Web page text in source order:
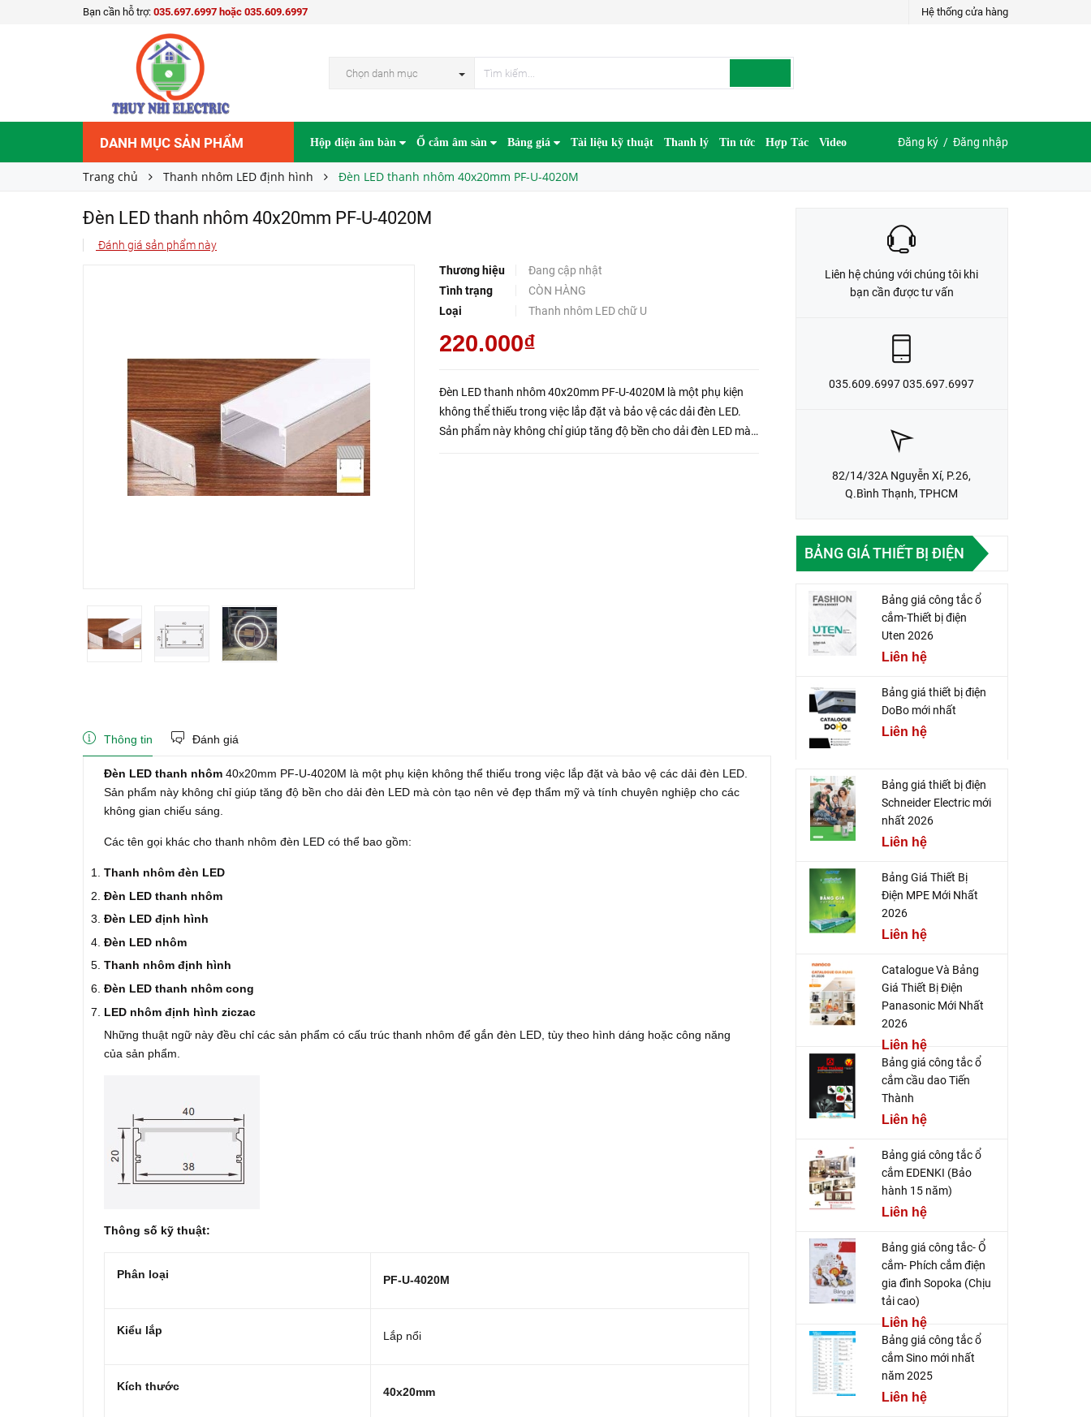
Bạn cần hỗ trợ: 035.697.6997 hoặc 035.609.6997 Hệ thống cửa hàng
Chọn danh mục
DANH MỤC SẢN PHẨM Hộp điện âm bàn Ổ cắm âm sàn Bảng giá Tài liệu kỹ thuật Thanh lý Tin tức Hợp Tác Video Đăng ký / Đăng nhập
Trang chủ Thanh nhôm LED định hình Đèn LED thanh nhôm 40x20mm PF-U-4020M
Đèn LED thanh nhôm 40x20mm PF-U-4020M
Đánh giá sản phẩm này
Thương hiệu
Đang cập nhật
Tình trạng
CÒN HÀNG
Loại
Thanh nhôm LED chữ U
220.000₫
Đèn LED thanh nhôm 40x20mm PF-U-4020M là một phụ kiện
không thể thiếu trong việc lắp đặt và bảo vệ các dải đèn LED.
Sản phẩm này không chỉ giúp tăng độ bền cho dải đèn LED mà
Đèn LED thanh nhôm 40x20mm PF-U-4020M
Giá bán: 220.000₫
LIÊN HỆ ĐẶT HÀNG
Thông tin Đánh giá
Đèn LED thanh nhôm 40x20mm PF-U-4020M là một phụ kiện không thể thiếu trong việc lắp đặt và bảo vệ các dải đèn LED.
Sản phẩm này không chỉ giúp tăng độ bền cho dải đèn LED mà còn tạo nên vẻ đẹp thẩm mỹ và tính chuyên nghiệp cho các
không gian chiếu sáng.
Các tên gọi khác cho thanh nhôm đèn LED có thể bao gồm:
Thanh nhôm đèn LED
Đèn LED thanh nhôm
Đèn LED định hình
Đèn LED nhôm
Thanh nhôm định hình
Đèn LED thanh nhôm cong
LED nhôm định hình ziczac
Những thuật ngữ này đều chỉ các sản phẩm có cấu trúc thanh nhôm để gắn đèn LED, tùy theo hình dáng hoặc công năng
của sản phẩm.
Thông số kỹ thuật:
Phân loại PF-U-4020M
Kiểu lắp Lắp nổi
Kích thước 40x20mm
Liên hệ chúng với chúng tôi khi
bạn cần được tư vấn
035.609.6997 035.697.6997
82/14/32A Nguyễn Xí, P.26,
Q.Bình Thạnh, TPHCM
BẢNG GIÁ THIẾT BỊ ĐIỆN
Bảng giá công tắc ổ
cắm-Thiết bị điện
Uten 2026
Liên hệ
Bảng giá thiết bị điện
DoBo mới nhất
Liên hệ
Bảng giá thiết bị điện
Schneider Electric mới
nhất 2026
Liên hệ
Bảng Giá Thiết Bị
Điện MPE Mới Nhất
2026
Liên hệ
Catalogue Và Bảng
Giá Thiết Bị Điện
Panasonic Mới Nhất
2026
Liên hệ
Bảng giá công tắc ổ
cắm cầu dao Tiến
Thành
Liên hệ
Bảng giá công tắc ổ
cắm EDENKI (Bảo
hành 15 năm)
Liên hệ
Bảng giá công tắc- Ổ
cắm- Phích cắm điện
gia đình Sopoka (Chịu
tải cao)
Liên hệ
Bảng giá công tắc ổ
cắm Sino mới nhất
năm 2025
Liên hệ